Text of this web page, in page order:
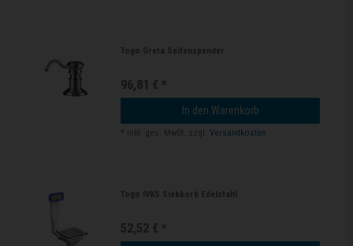
Togo Greta Seifenspender
96,81 € *
In den Warenkorb
* inkl. ges. MwSt. zzgl.Versandkosten
Togo IVKS Siebkorb Edelstahl
52,52 € *